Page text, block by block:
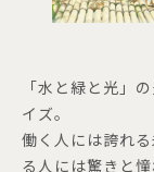
「水と緑と光」
イズ。
働く人には誇れ
る人には驚きと憧